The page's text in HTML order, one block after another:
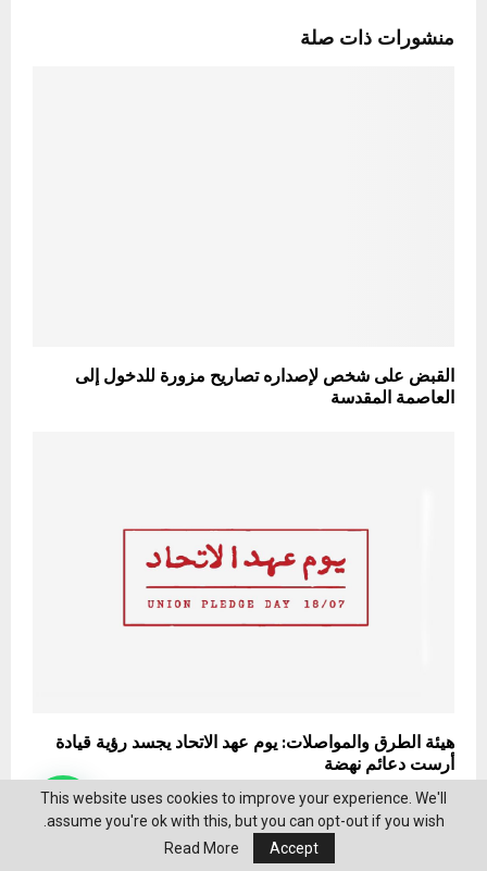
منشورات ذات صلة
القبض على شخص لإصداره تصاريح مزورة للدخول إلى
العاصمة المقدسة
هيئة الطرق والمواصلات: يوم عهد الاتحاد يجسد رؤية قيادة
أرست دعائم نهضة
This website uses cookies to improve your experience. We'll
assume you're ok with this, but you can opt-out if you wish.
Accept
Read More